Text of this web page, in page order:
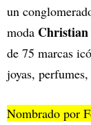
un
moda
de 75 marcas
joyas,
Nombrado por